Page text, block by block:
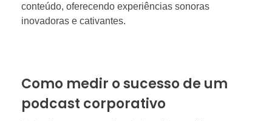
conteúdo, oferecendo experiências sonoras
inovadoras e cativantes.
Como medir o sucesso de um
podcast corporativo